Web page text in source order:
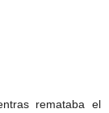
remataba el